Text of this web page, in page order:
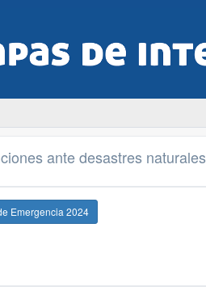
ante desastres naturales
Emergencia 2024